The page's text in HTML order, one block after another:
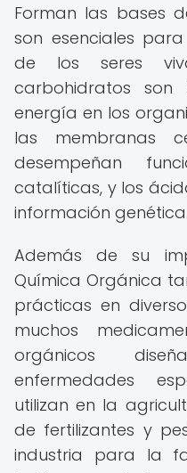
Forman las bases
son esenciales
de los seres
carbohidratos
energía en los
las membranas
desempeñan
catalíticas, y los
información genética.
Además de su
Química Orgánica
prácticas en
muchos
orgánicos
enfermedades
utilizan en la
de fertilizantes y
industria para la